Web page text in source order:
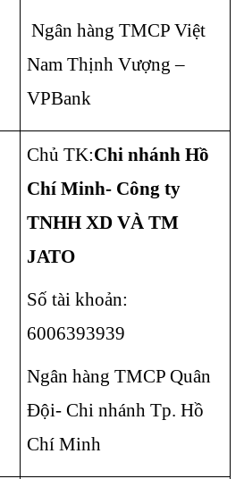
Ngân hàng TMCP Việt
Nam Thịnh Vượng –
VPBank
Chủ TK:Chi nhánh Hồ
Chí Minh- Công ty
TNHH XD VÀ TM
JATO
Số tài khoản:
6006393939
Ngân hàng TMCP Quân
Đội- Chi nhánh Tp. Hồ
Chí Minh